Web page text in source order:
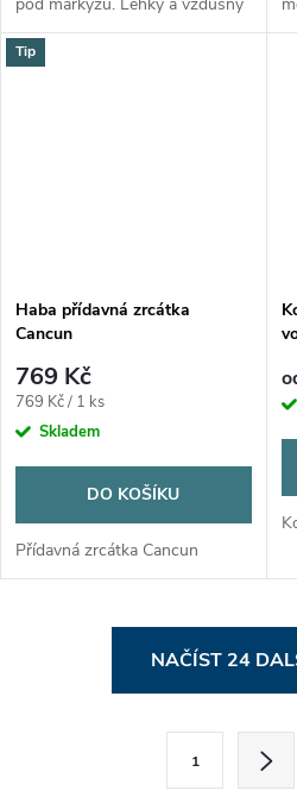
pěnový koberec je dodáván v
praktické, přenosné tašce.
Tip
Haba přídavná zrcátka
Cancun
769 Kč
Měrná
cena:
769 Kč / 1 ks
Skladem
DO KOŠÍKU
Přídavná zrcátka Cancun
NAČÍST 24
1